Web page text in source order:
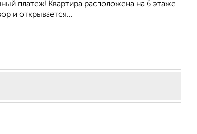
платеж! Квартира расположена на 6 этаже
и открывается...